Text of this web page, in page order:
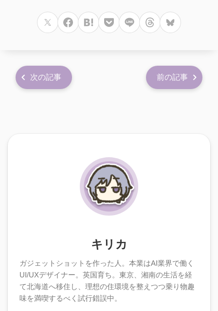
次の記事 前の記事
キリカ
ガジェットショットを作った人。本業はAI業界で働く
UI/UXデザイナー。英国育ち。東京、湘南の生活を経
て北海道へ移住し、理想の住環境を整えつつ乗り物趣
味を満喫するべく試行錯誤中。